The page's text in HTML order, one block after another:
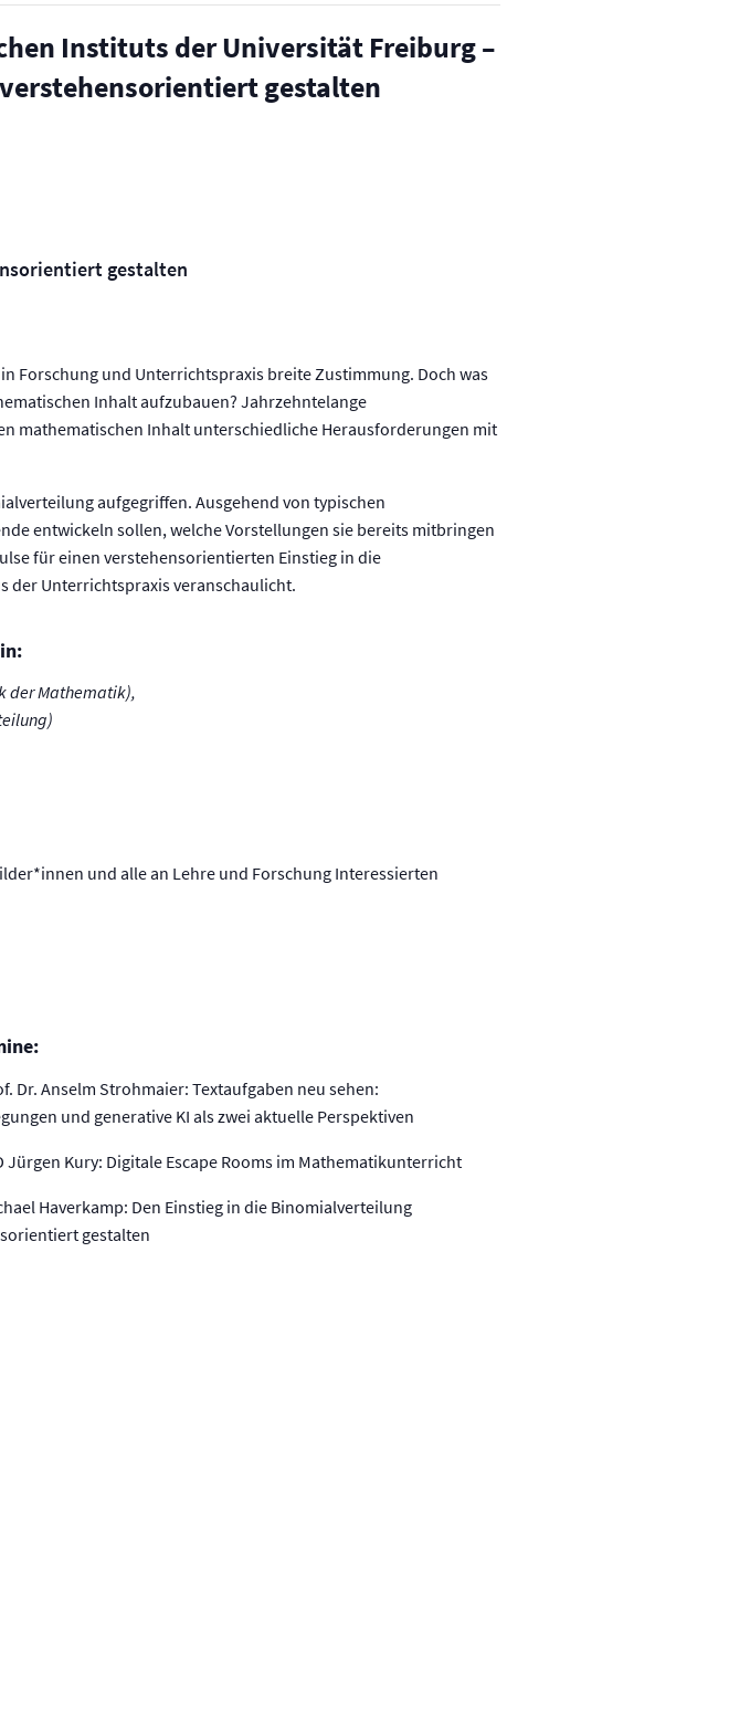
Instituts der Universität Freiburg –
gestalten
gestalten
Forschung und Unterrichtspraxis breite Zustimmung. Doch was
Inhalt aufzubauen? Jahrzehntelange
mathematischen Inhalt unterschiedliche Herausforderungen mit
aufgegriffen. Ausgehend von typischen
entwickeln sollen, welche Vorstellungen sie bereits mitbringen
für einen verstehensorientierten Einstieg in die
der Unterrichtspraxis veranschaulicht.
der Mathematik),
und alle an Lehre und Forschung Interessierten
Dr. Anselm Strohmaier: Textaufgaben neu sehen:
und generative KI als zwei aktuelle Perspektiven
Jürgen Kury: Digitale Escape Rooms im Mathematikunterricht
Haverkamp: Den Einstieg in die Binomialverteilung
gestalten